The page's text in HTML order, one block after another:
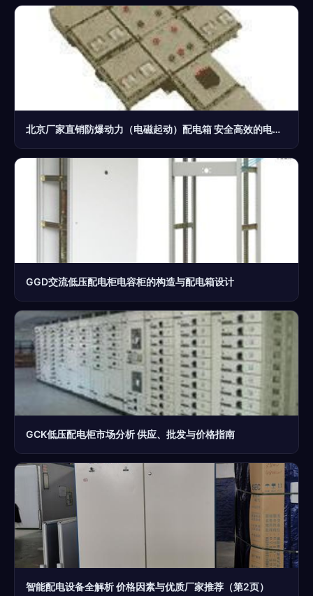
北京厂家直销防爆动力（电磁起动）配电箱 安全高效的电工电气解决方案
GGD交流低压配电柜电容柜的构造与配电箱设计
GCK低压配电柜市场分析 供应、批发与价格指南
智能配电设备全解析 价格因素与优质厂家推荐（第2页）